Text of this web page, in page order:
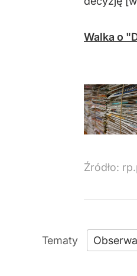
Walka o
Źródło: